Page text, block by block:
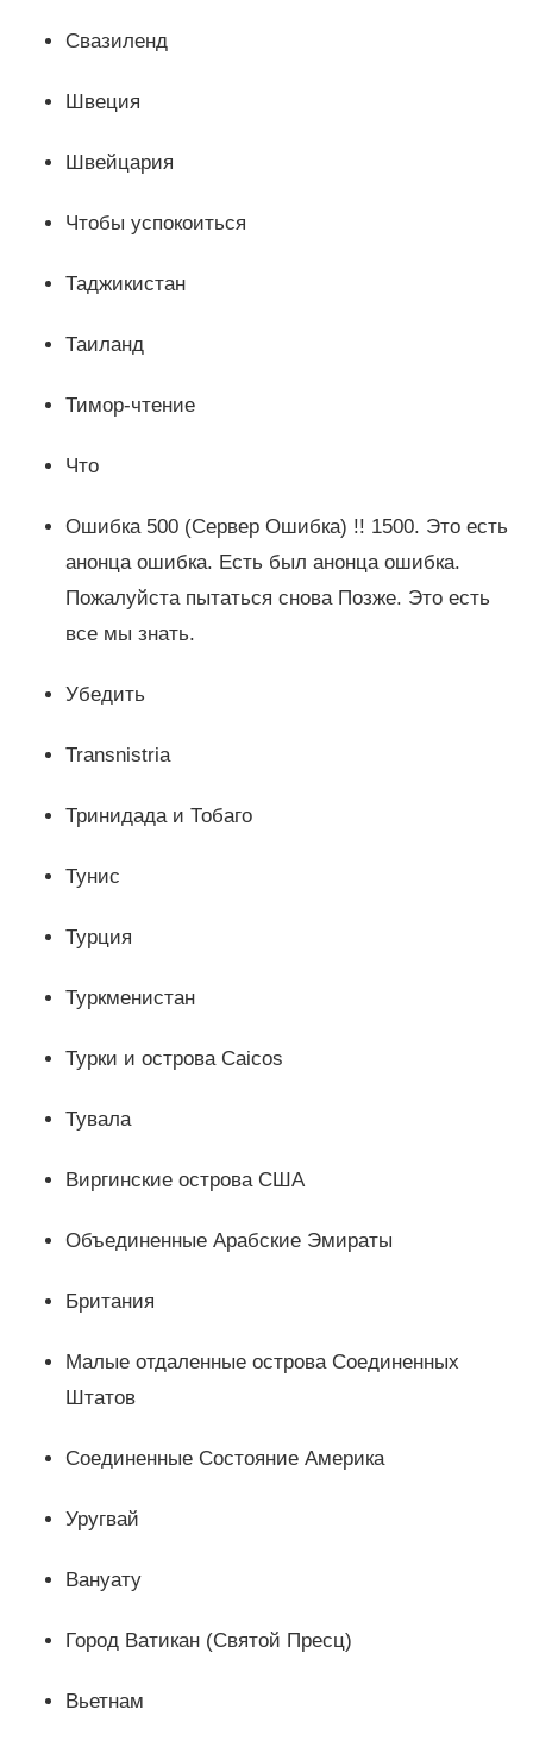
Свазиленд
Швеция
Швейцария
Чтобы успокоиться
Таджикистан
Таиланд
Тимор-чтение
Что
Ошибка 500 (Сервер Ошибка) !! 1500. Это есть
анонца ошибка. Есть был анонца ошибка.
Пожалуйста пытаться снова Позже. Это есть
все мы знать.
Убедить
Transnistria
Тринидада и Тобаго
Тунис
Турция
Туркменистан
Турки и острова Caicos
Тувала
Виргинские острова США
Объединенные Арабские Эмираты
Британия
Малые отдаленные острова Соединенных
Штатов
Соединенные Состояние Америка
Уругвай
Вануату
Город Ватикан (Святой Пресц)
Вьетнам